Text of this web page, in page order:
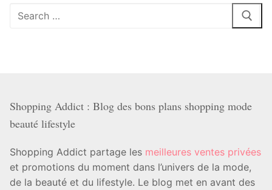
Rechercher
Shopping Addict : Blog des bons plans shopping mode
beauté lifestyle
Shopping Addict partage les meilleures ventes privées
et promotions du moment dans l’univers de la mode,
de la beauté et du lifestyle. Le blog met en avant des